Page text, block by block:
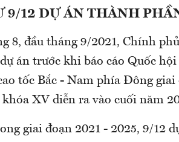
9/12 DỰ ÁN THÀNH
8, đầu tháng 9/2021, Chính
án trước khi báo cáo Quốc
tốc Bắc - Nam phía Đông
XV diễn ra vào cuối năm
giai đoạn 2021 - 2025, 9/12